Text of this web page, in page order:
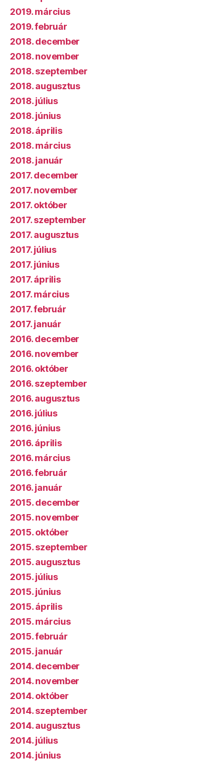
2019. március
2019. február
2018. december
2018. november
2018. szeptember
2018. augusztus
2018. július
2018. június
2018. április
2018. március
2018. január
2017. december
2017. november
2017. október
2017. szeptember
2017. augusztus
2017. július
2017. június
2017. április
2017. március
2017. február
2017. január
2016. december
2016. november
2016. október
2016. szeptember
2016. augusztus
2016. július
2016. június
2016. április
2016. március
2016. február
2016. január
2015. december
2015. november
2015. október
2015. szeptember
2015. augusztus
2015. július
2015. június
2015. április
2015. március
2015. február
2015. január
2014. december
2014. november
2014. október
2014. szeptember
2014. augusztus
2014. július
2014. június